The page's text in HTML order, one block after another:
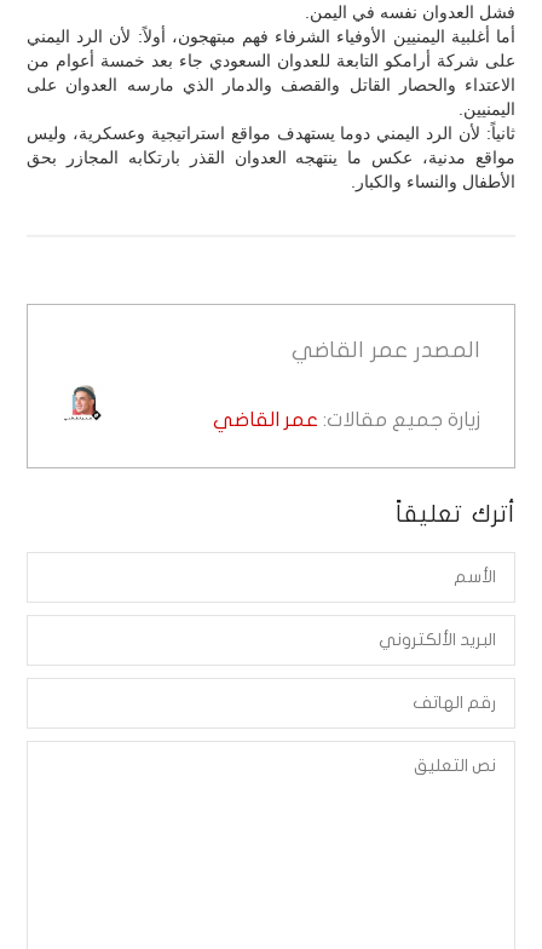
فشل العدوان نفسه في اليمن.
أما أغلبية اليمنيين الأوفياء الشرفاء فهم مبتهجون، أولاً: لأن الرد اليمني
على شركة أرامكو التابعة للعدوان السعودي جاء بعد خمسة أعوام من
الاعتداء والحصار القاتل والقصف والدمار الذي مارسه العدوان على
اليمنيين.
ثانياً: لأن الرد اليمني دوما يستهدف مواقع استراتيجية وعسكرية، وليس
مواقع مدنية، عكس ما ينتهجه العدوان القذر بارتكابه المجازر بحق
الأطفال والنساء والكبار.
المصدر عمر القاضي
زيارة جميع مقالات: عمر القاضي
أترك تعليقاً